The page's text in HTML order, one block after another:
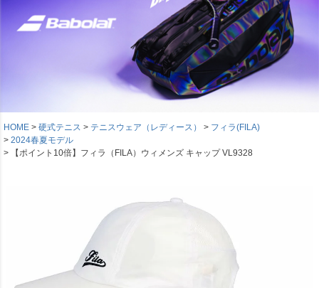
HOME 硬式テニス テニスウェア（レディース）
フィラ(FILA)
2024春夏モデル
【ポイント10倍】フィラ（FILA）ウィメンズ キャップ VL9328